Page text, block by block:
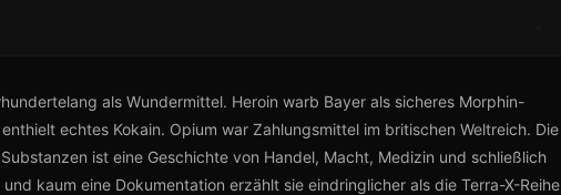
als Wundermittel. Heroin warb Bayer als sicheres Morphin-
echtes Kokain. Opium war Zahlungsmittel im britischen Weltreich. Die
ist eine Geschichte von Handel, Macht, Medizin und schließlich
kaum eine Dokumentation erzählt sie eindringlicher als die Terra-X-Reihe